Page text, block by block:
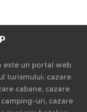
este un portal web
turismului: cazare
cabane, cazare
uri, cazare